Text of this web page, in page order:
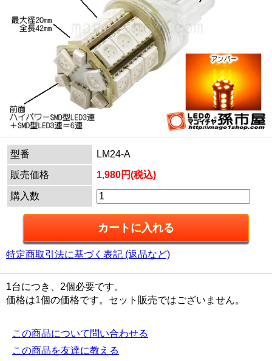
型番
LM24-A
販売価格
1,980円(税込)
購入数
特定商取引法に基づく表記 (返品など)
1台につき、2個必要です。
価格は1個の価格です。セット販売ではございません。
この商品について問い合わせる
この商品を友達に教える